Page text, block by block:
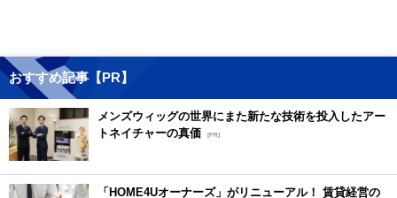
おすすめ記事【PR】
メンズウィッグの世界にまた新たな技術を投入したアー
トネイチャーの真価 [PR]
「HOME4Uオーナーズ」がリニューアル！ 賃貸経営の